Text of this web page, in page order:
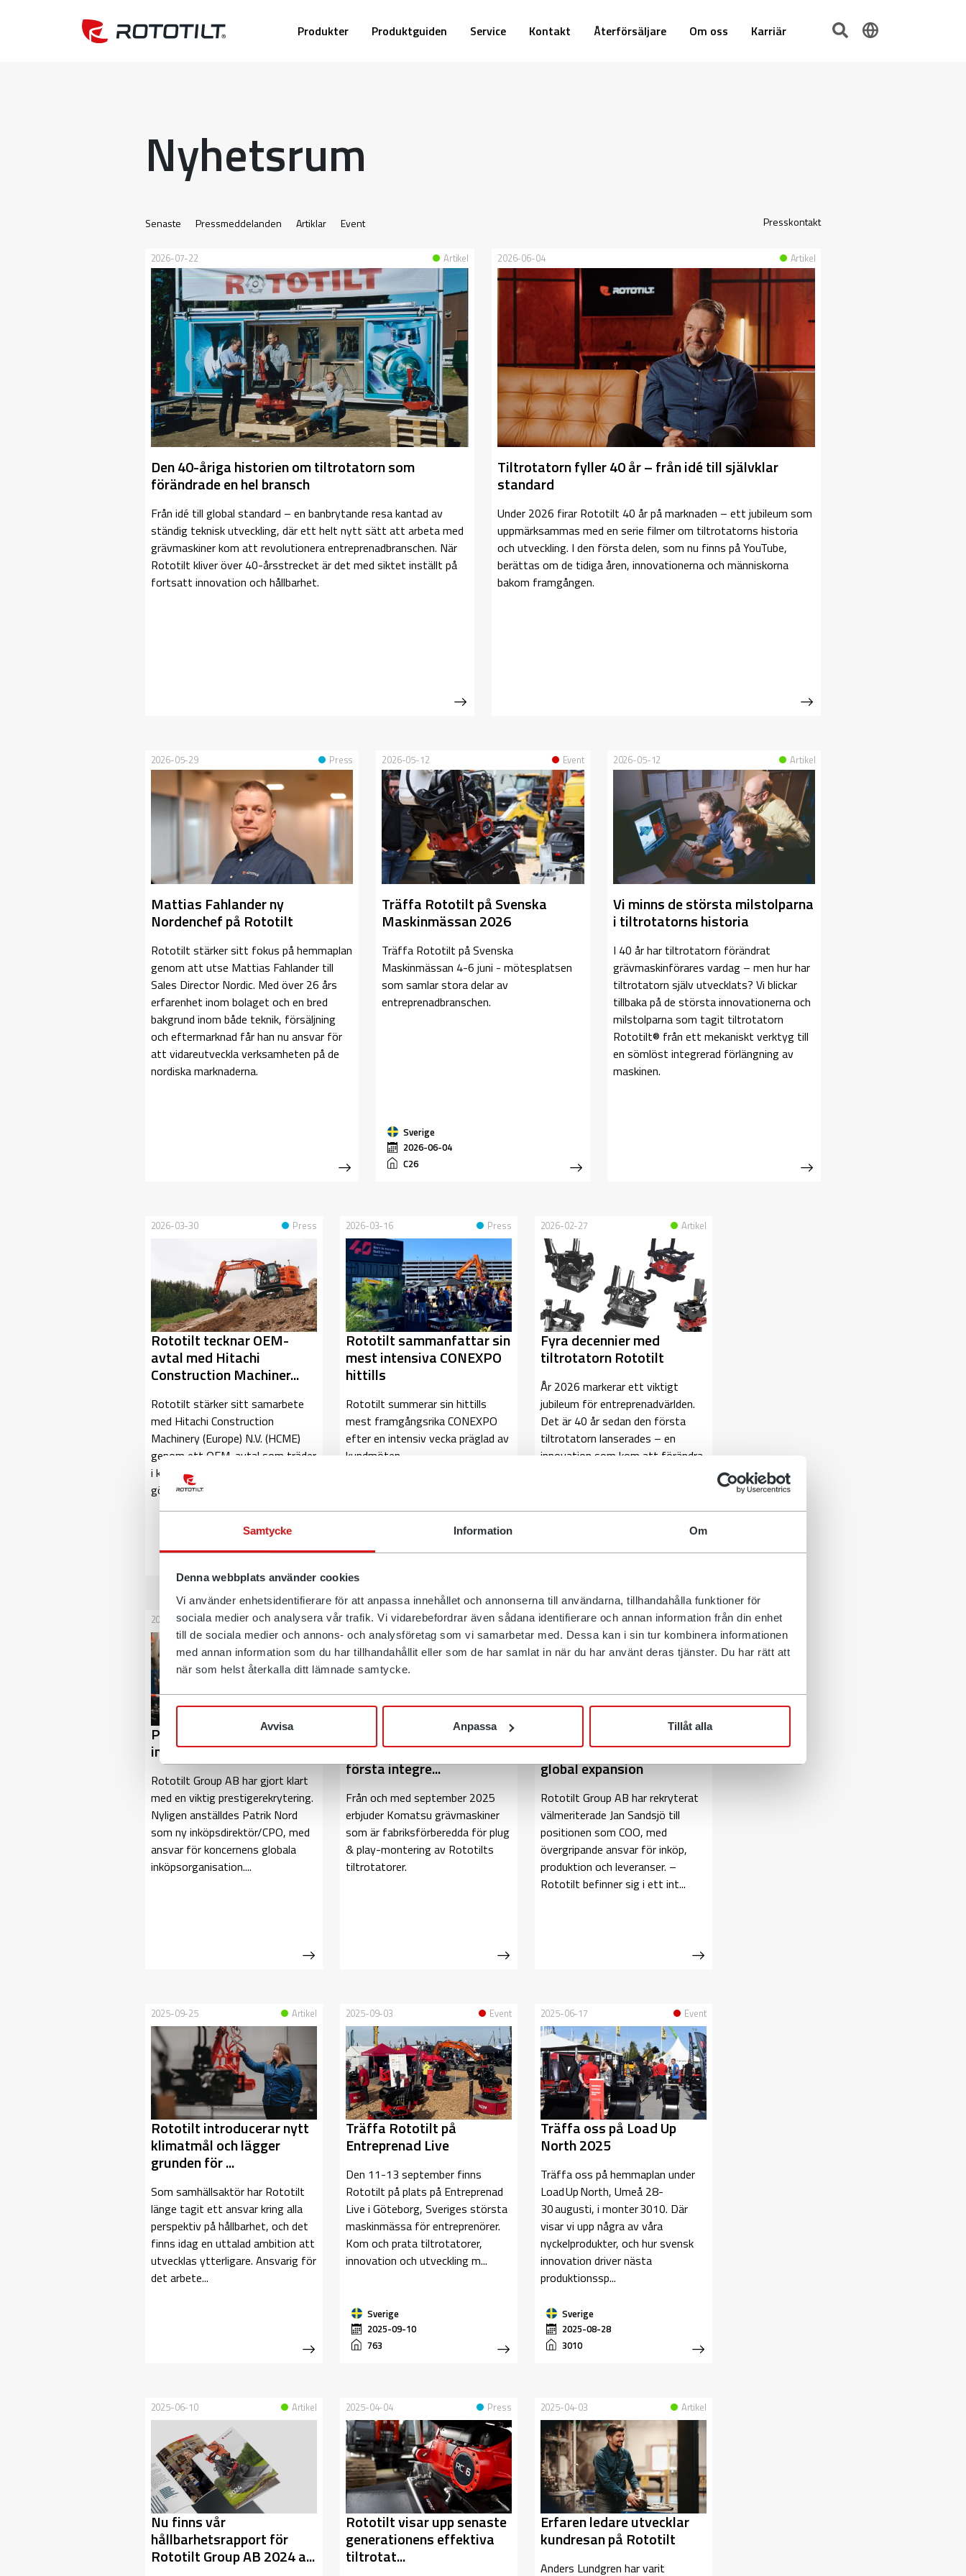
Samtycke Information Om
Denna webbplats använder cookies
Vi använder enhetsidentifierare för att anpassa innehållet och annonserna till användarna, tillhandahålla funktioner för
sociala medier och analysera vår trafik. Vi vidarebefordrar även sådana identifierare och annan information från din enhet
till de sociala medier och annons- och analysföretag som vi samarbetar med. Dessa kan i sin tur kombinera informationen
med annan information som du har tillhandahållit eller som de har samlat in när du har använt deras tjänster. Du har rätt att
när som helst återkalla ditt lämnade samtycke.
Avvisa Anpassa Tillåt alla
Produkter Produktguiden Service Kontakt Återförsäljare Om oss Karriär
Nyhetsrum
Senaste Pressmeddelanden Artiklar Event Presskontakt
Artikel
2026-07-22
Den 40-åriga historien om tiltrotatorn som
förändrade en hel bransch
Från idé till global standard – en banbrytande resa kantad av
ständig teknisk utveckling, där ett helt nytt sätt att arbeta med
grävmaskiner kom att revolutionera entreprenadbranschen. När
Rototilt kliver över 40-årsstrecket är det med siktet inställt på
fortsatt innovation och hållbarhet.
Artikel
2026-06-04
Tiltrotatorn fyller 40 år – från idé till självklar
standard
Under 2026 firar Rototilt 40 år på marknaden – ett jubileum som
uppmärksammas med en serie filmer om tiltrotatorns historia
och utveckling. I den första delen, som nu finns på YouTube,
berättas om de tidiga åren, innovationerna och människorna
bakom framgången.
Press
2026-05-29
Mattias Fahlander ny
Nordenchef på Rototilt
Rototilt stärker sitt fokus på hemmaplan
genom att utse Mattias Fahlander till
Sales Director Nordic. Med över 26 års
erfarenhet inom bolaget och en bred
bakgrund inom både teknik, försäljning
och eftermarknad får han nu ansvar för
att vidareutveckla verksamheten på de
nordiska marknaderna.
Event
2026-05-12
Träffa Rototilt på Svenska
Maskinmässan 2026
Träffa Rototilt på Svenska
Maskinmässan 4-6 juni - mötesplatsen
som samlar stora delar av
entreprenadbranschen.
Sverige
2026-06-04
C26
Artikel
2026-05-12
Vi minns de största milstolparna
i tiltrotatorns historia
I 40 år har tiltrotatorn förändrat
grävmaskinförares vardag – men hur har
tiltrotatorn själv utvecklats? Vi blickar
tillbaka på de största innovationerna och
milstolparna som tagit tiltrotatorn
Rototilt® från ett mekaniskt verktyg till
en sömlöst integrerad förlängning av
maskinen.
Press
2026-03-30
Rototilt tecknar OEM-
avtal med Hitachi
Construction Machiner...
Rototilt stärker sitt samarbete
med Hitachi Construction
Machinery (Europe) N.V. (HCME)
genom ett OEM-avtal som träder
i kraft i början av 2026. Avtalet
gör det möjligt för Hitachi...
Press
2026-03-16
Rototilt sammanfattar sin
mest intensiva CONEXPO
hittills
Rototilt summerar sin hittills
mest framgångsrika CONEXPO
efter en intensiv vecka präglad av
kundmöten,
markerade en viktig ...
Artikel
2026-02-27
Fyra decennier med
tiltrotatorn Rototilt
År 2026 markerar ett viktigt
jubileum för entreprenadvärlden.
Det är 40 år sedan den första
tiltrotatorn lanserades – en
innovation som kom att förändra
Press
2025-10-22
Patrik Nord ny
inköpsdirektör på Rototilt
Rototilt Group AB har gjort klart
med en viktig prestigerekrytering.
Nyligen anställdes Patrik Nord
som ny inköpsdirektör/CPO, med
ansvar för koncernens globala
inköpsorganisation....
Press
2025-10-15
I samarbete med Rototilt
erbjuder Komatsu sin
första integre...
Från och med september 2025
erbjuder Komatsu grävmaskiner
som är fabriksförberedda för plug
& play-montering av Rototilts
tiltrotatorer.
Press
2025-10-06
koncernledningen inför
global expansion
Rototilt Group AB har rekryterat
välmeriterade Jan Sandsjö till
positionen som COO, med
övergripande ansvar för inköp,
produktion och leveranser. –
Rototilt befinner sig i ett int...
Artikel
2025-09-25
Rototilt introducerar nytt
klimatmål och lägger
grunden för ...
Som samhällsaktör har Rototilt
länge tagit ett ansvar kring alla
perspektiv på hållbarhet, och det
finns idag en uttalad ambition att
utvecklas ytterligare. Ansvarig för
det arbete...
Event
2025-09-03
Träffa Rototilt på
Entreprenad Live
Den 11-13 september finns
Rototilt på plats på Entreprenad
Live i Göteborg, Sveriges största
maskinmässa för entreprenörer.
Kom och prata tiltrotatorer,
innovation och utveckling m...
Sverige
2025-09-10
763
Event
2025-06-17
Träffa oss på Load Up
North 2025
Träffa oss på hemmaplan under
Load Up North, Umeå 28-
30 augusti, i monter 3010. Där
visar vi upp några av våra
nyckelprodukter, och hur svensk
innovation driver nästa
produktionssp...
Sverige
2025-08-28
3010
Artikel
2025-06-10
Nu finns vår
hållbarhetsrapport för
Rototilt Group AB 2024 a...
Press
2025-04-04
Rototilt visar upp senaste
generationens effektiva
tiltrotat...
Artikel
2025-04-03
Erfaren ledare utvecklar
kundresan på Rototilt
Anders Lundgren har varit